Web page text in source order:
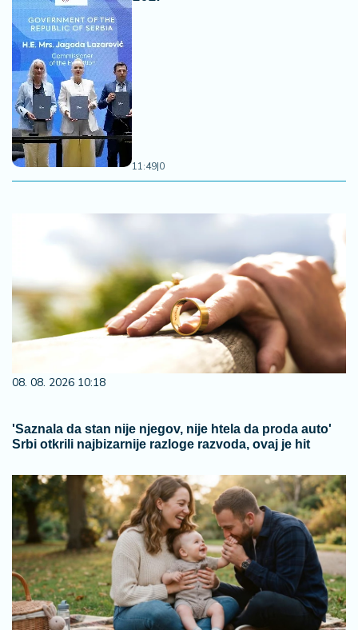
11:49|0
08. 08. 2026 10:18
'Saznala da stan nije njegov, nije htela da proda auto'
Srbi otkrili najbizarnije razloge razvoda, ovaj je hit